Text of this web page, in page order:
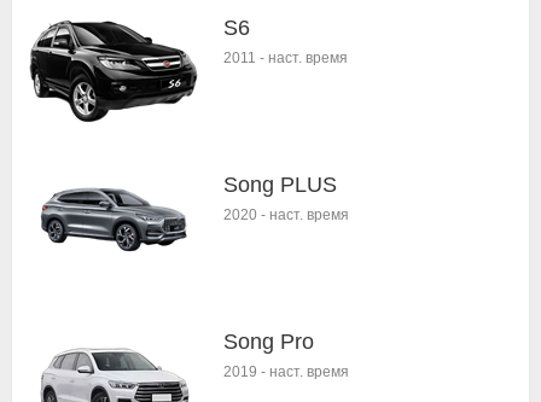
S6
2011 - наст. время
Song PLUS
2020 - наст. время
Song Pro
2019 - наст. время